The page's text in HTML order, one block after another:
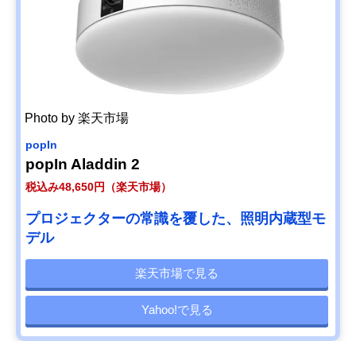
Photo by 楽天市場
popIn
popIn Aladdin 2
税込み48,650円（楽天市場）
プロジェクターの常識を覆した、照明内蔵型モ
デル
楽天市場で見る
Yahoo!で見る